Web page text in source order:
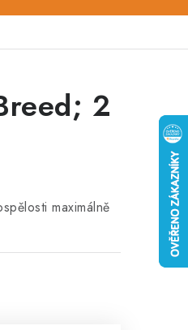
2
maximálně